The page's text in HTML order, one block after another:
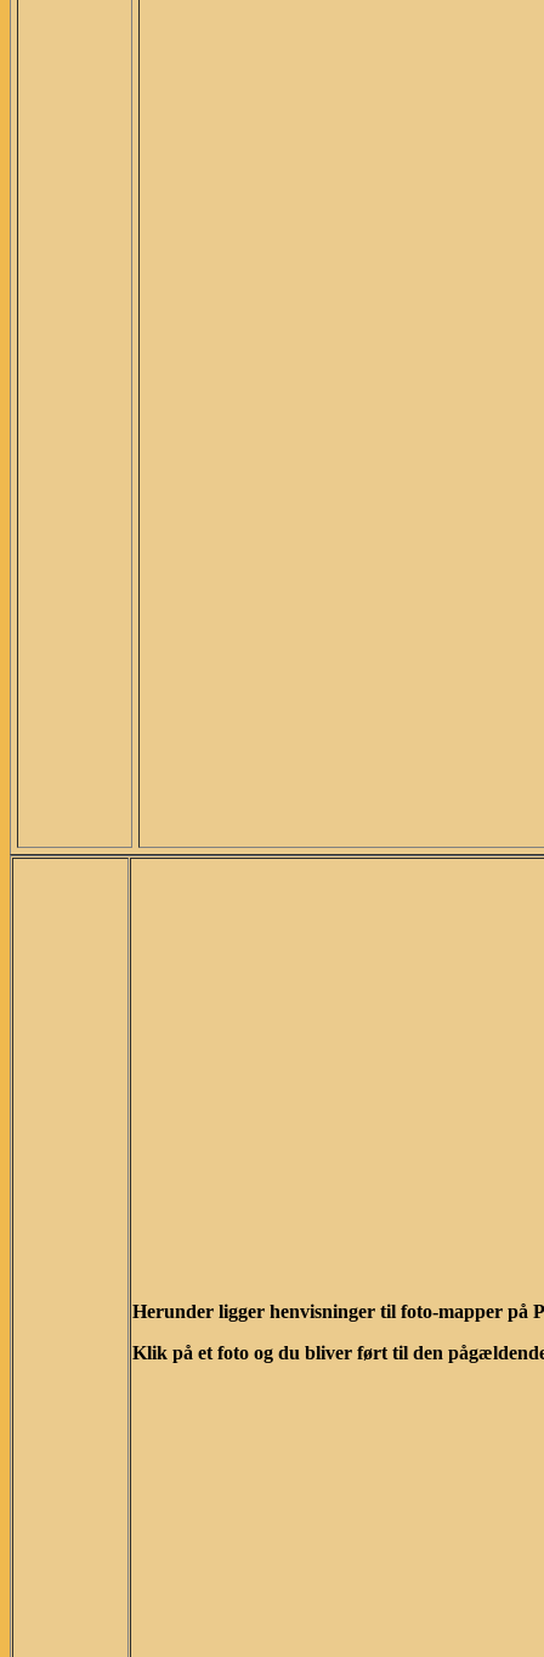
Herunder ligger henvisninger til foto-mapper på
Klik på et foto og du bliver ført til den